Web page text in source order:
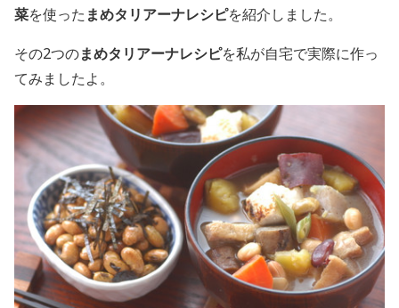
菜を使った まめタリアーナレシピを紹介しました。
その2つのまめタリアーナレシピを私が自宅で実際に作っ
てみましたよ。